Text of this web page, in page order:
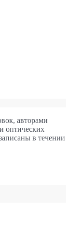
авторами
оптических
в течении